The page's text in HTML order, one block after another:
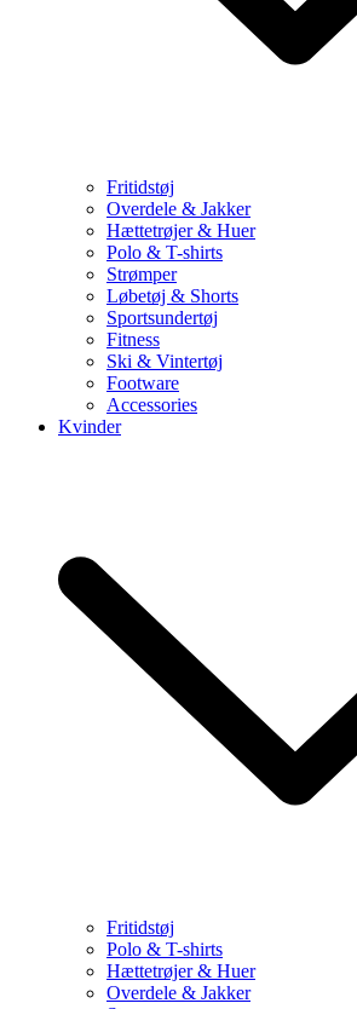
Fritidstøj
Overdele & Jakker
Hættetrøjer & Huer
Polo & T-shirts
Strømper
Løbetøj & Shorts
Sportsundertøj
Fitness
Ski & Vintertøj
Footware
Accessories
Kvinder
Fritidstøj
Polo & T-shirts
Hættetrøjer & Huer
Overdele & Jakker